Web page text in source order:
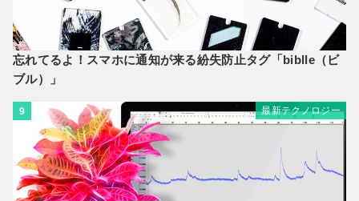
忘れてるよ！スマホに通知が来る紛失防止タグ「biblle（ビ
ブル）」
9 最新テクノロジー